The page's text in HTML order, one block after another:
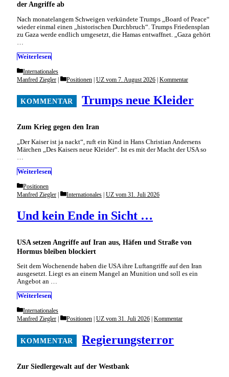
der Angriffe ab
Nach monatelangem Schweigen verkündete Trumps „Board of Peace“
wieder einmal einen „historischen Durchbruch“. Trumps Friedensplan
zu Gaza werde endlich umgesetzt, die Hamas entwaffnet. „Gaza gehört
…
Weiterlesen
Categories
Internationales
Zum Krieg gegen den Iran
Trumps neue Kleider
Manfred Ziegler Categories
Positionen | UZ vom 7. August 2026 | Kommentar
„Der Kaiser ist ja nackt“, ruft ein Kind in Hans Christian Andersens
Märchen „Des Kaisers neue Kleider“. Ist es mit der Macht der USA so
…
Weiterlesen
Categories
Positionen
USA setzen Angriffe auf Iran aus, Häfen und Straße von
Hormus bleiben blockiert
Und kein Ende in Sicht …
Manfred Ziegler Categories
Internationales | UZ vom 31. Juli 2026
Seit dem Wochenende haben die USA ihre Luftangriffe auf den Iran
ausgesetzt. Liegt es an einem Mangel an Munition und soll es ein
Angebot an …
Weiterlesen
Categories
Internationales
Zur Siedlergewalt auf der Westbank
Regierungsterror
Manfred Ziegler Categories
Positionen UZ vom 31. Juli 2026 Kommentar